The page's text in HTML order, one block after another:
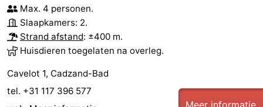
Max. 4 personen.
Slaapkamers: 2.
Strand afstand: ±400 m.
Huisdieren toegelaten na overleg.
Cavelot 1, Cadzand-Bad
tel. +31 117 396 577
Meer informatie